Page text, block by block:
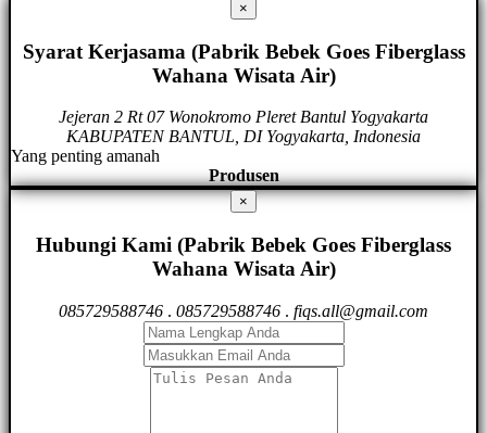
×
Syarat Kerjasama (Pabrik Bebek Goes Fiberglass
Wahana Wisata Air)
Jejeran 2 Rt 07 Wonokromo Pleret Bantul Yogyakarta
KABUPATEN BANTUL, DI Yogyakarta, Indonesia
Yang penting amanah
Produsen
×
Hubungi Kami (Pabrik Bebek Goes Fiberglass
Wahana Wisata Air)
085729588746 . 085729588746 . fiqs.all@gmail.com